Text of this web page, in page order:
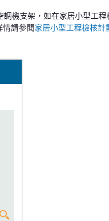
機支架，如在家居小型工
請參閱家居小型工程檢核計